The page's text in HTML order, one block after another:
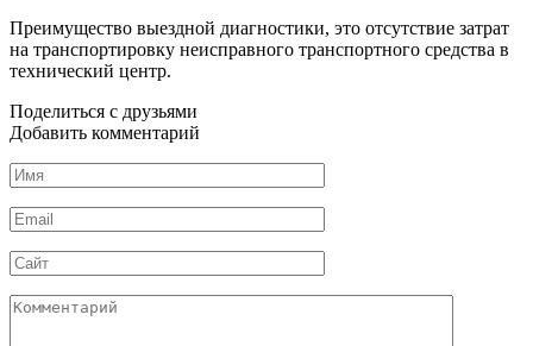
Преимущество выездной диагностики, это отсутствие затрат
на транспортировку неисправного транспортного средства в
технический центр.
Поделиться с друзьями
Добавить комментарий
Имя
*
Email
*
Сайт
Комментарий